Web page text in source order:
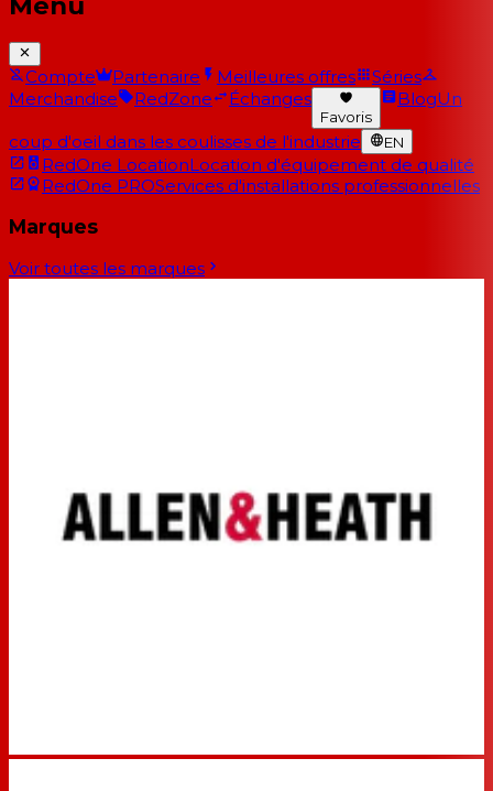
Compte Partenaire Meilleures offres
Séries
Merchandise
RedZone Échanges
Favoris
BlogUn
coup d'oeil dans les coulisses de l'industrie EN
RedOne LocationLocation d'équipement de qualité
RedOne PROServices d'installations professionnelles
Marques
Voir toutes les marques